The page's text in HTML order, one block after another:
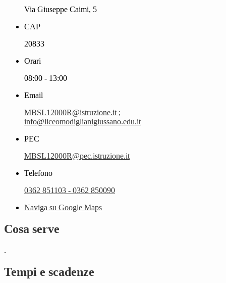
Via Giuseppe Caimi, 5
CAP
20833
Orari
08:00 - 13:00
Email
MBSL12000R@istruzione.it ;
info@liceomodiglianigiussano.edu.it
PEC
MBSL12000R@pec.istruzione.it
Telefono
0362 851103 - 0362 850090
Naviga su Google Maps
Cosa serve
.
Tempi e scadenze